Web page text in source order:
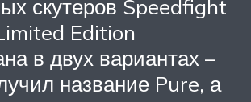
скутеров Speedfight
Edition
в двух вариантах –
название Pure, а